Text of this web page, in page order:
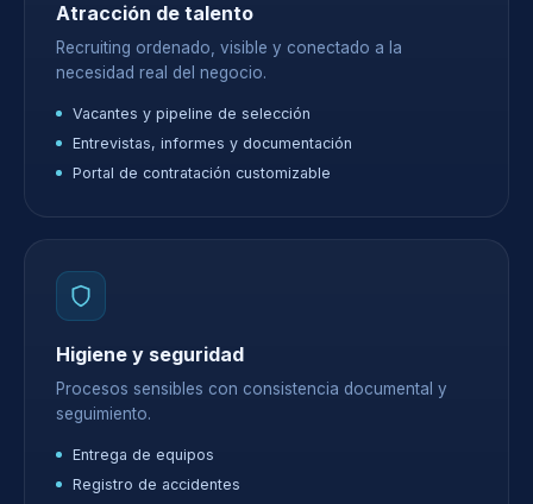
Atracción de talento
Recruiting ordenado, visible y conectado a la
necesidad real del negocio.
Vacantes y pipeline de selección
Entrevistas, informes y documentación
Portal de contratación customizable
Higiene y seguridad
Procesos sensibles con consistencia documental y
seguimiento.
Entrega de equipos
Registro de accidentes